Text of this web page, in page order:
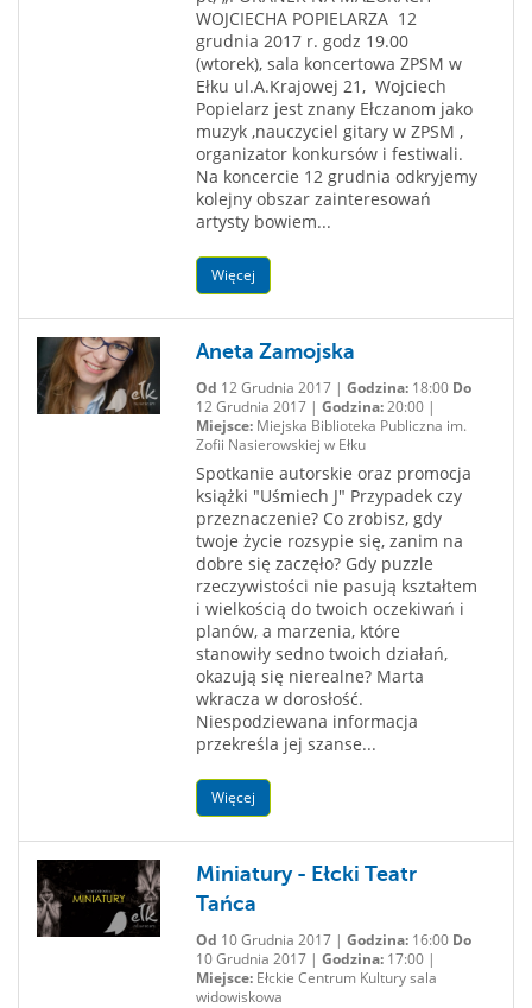
WOJCIECHA POPIELARZA 12
grudnia 2017 r. godz 19.00
(wtorek), sala koncertowa ZPSM w
Ełku ul.A.Krajowej 21, Wojciech
Popielarz jest znany Ełczanom jako
muzyk ,nauczyciel gitary w ZPSM ,
organizator konkursów i festiwali.
Na koncercie 12 grudnia odkryjemy
kolejny obszar zainteresowań
artysty bowiem...
Więcej
Aneta Zamojska
Od 12 Grudnia 2017 | Godzina:18:00 Do
12 Grudnia 2017 | Godzina:20:00 |
Miejsce:Miejska Biblioteka Publiczna im.
Zofii Nasierowskiej w Ełku
Spotkanie autorskie oraz promocja
książki "Uśmiech J" Przypadek czy
przeznaczenie? Co zrobisz, gdy
twoje życie rozsypie się, zanim na
dobre się zaczęło? Gdy puzzle
rzeczywistości nie pasują kształtem
i wielkością do twoich oczekiwań i
planów, a marzenia, które
stanowiły sedno twoich działań,
okazują się nierealne? Marta
wkracza w dorosłość.
Niespodziewana informacja
przekreśla jej szanse...
Więcej
Miniatury - Ełcki Teatr
Tańca
Od 10 Grudnia 2017 | Godzina:16:00 Do
10 Grudnia 2017 | Godzina:17:00 |
Miejsce:Ełckie Centrum Kultury sala
widowiskowa